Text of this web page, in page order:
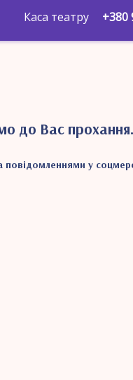
Каса театру +380
до Вас прохання.
повідомленнями у